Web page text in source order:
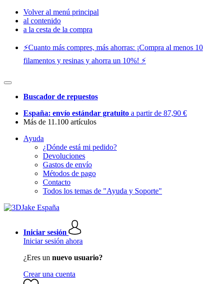
Volver al menú principal
al contenido
a la cesta de la compra
⚡️Cuanto más compres, más ahorras: ¡Compra al menos 10
filamentos y resinas y ahorra un 10%! ⚡️
Buscador de repuestos
España: envío estándar gratuito a partir de 87,90 €
Más de 11.100 artículos
Ayuda
¿Dónde está mi pedido?
Devoluciones
Gastos de envío
Métodos de pago
Contacto
Todos los temas de "Ayuda y Soporte"
Iniciar sesión
Iniciar sesión ahora
¿Eres un nuevo usuario?
Crear una cuenta